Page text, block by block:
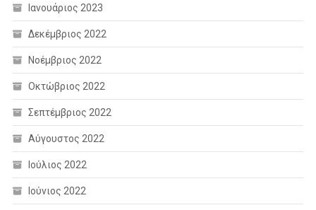
Ιανουάριος 2023
Δεκέμβριος 2022
Νοέμβριος 2022
Οκτώβριος 2022
Σεπτέμβριος 2022
Αύγουστος 2022
Ιούλιος 2022
Ιούνιος 2022